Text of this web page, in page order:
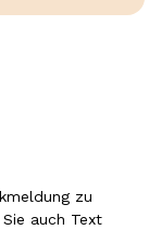
zu
auch Text